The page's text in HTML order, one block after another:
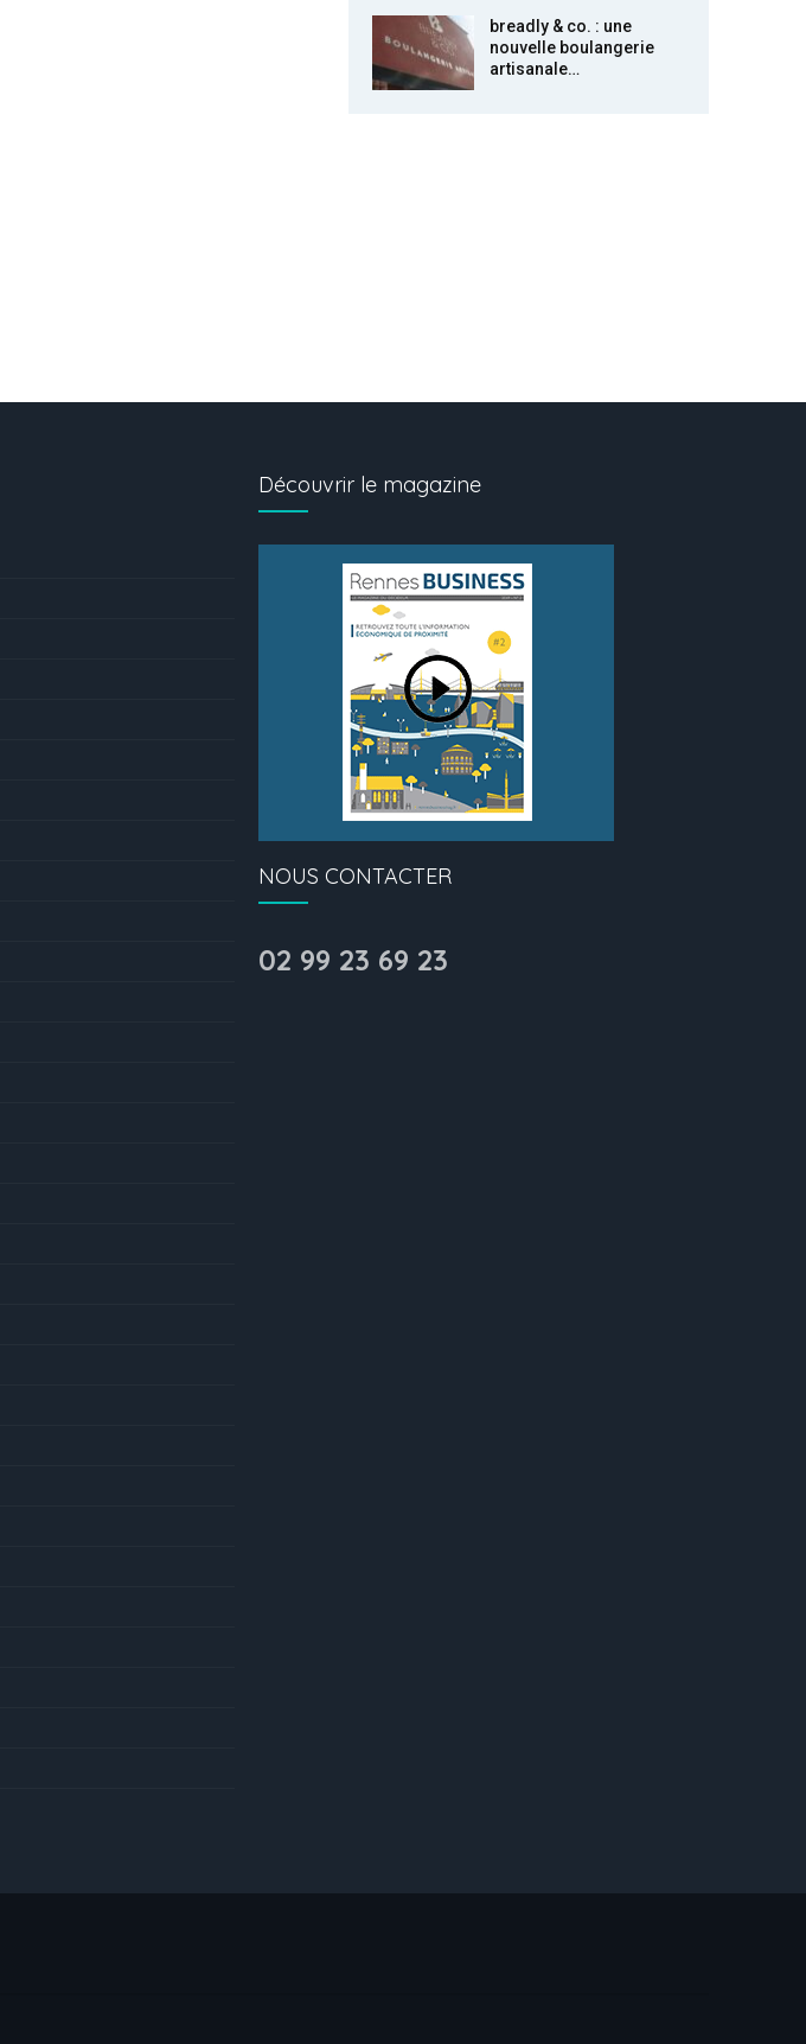
breadly & co. : une
nouvelle boulangerie
artisanale…
Découvrir le magazine
NOUS CONTACTER
02 99 23 69 23